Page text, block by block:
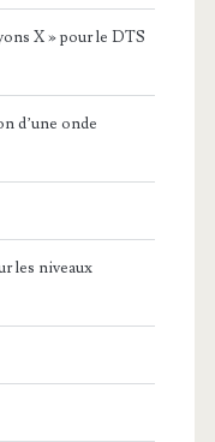
X » pour le DTS
d’une onde
les niveaux